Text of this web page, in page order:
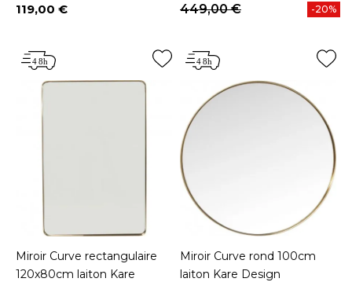
Prix
119,00 €
449,00 €
-20%
Miroir Curve rectangulaire
120x80cm laiton Kare
Miroir Curve rond 100cm
laiton Kare Design